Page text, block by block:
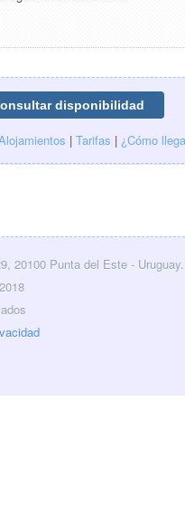
| Tarifas | ¿Cómo
20100 Punta del Este - Uruguay.